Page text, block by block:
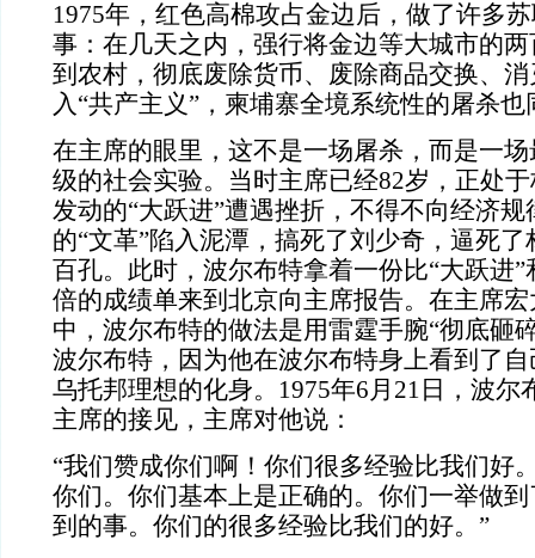
1975年，红色高棉攻占金边后，做了许多
事：在几天之内，强行将金边等大城市的
到农村，彻底废除货币、废除商品交换、
入“共产主义”，柬埔寨全境系统性的屠杀
在主席的眼里，这不是一场屠杀，而是一
级的社会实验。当时主席已经82岁，正处
发动的“大跃进”遭遇挫折，不得不向经济
的“文革”陷入泥潭，搞死了刘少奇，逼死
百孔。此时，波尔布特拿着一份比“大跃进”
倍的成绩单来到北京向主席报告。在主席
中，波尔布特的做法是用雷霆手腕“彻底砸
波尔布特，因为他在波尔布特身上看到了
乌托邦理想的化身。1975年6月21日，波尔
主席的接见，主席对他说：
“我们赞成你们啊！你们很多经验比我们好
你们。你们基本上是正确的。你们一举做
到的事。你们的很多经验比我们的好。”